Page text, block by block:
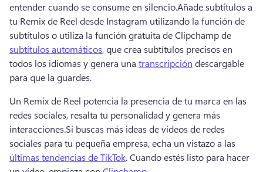
entender cuando se consume en silencio.Añade subtítulos a
tu Remix de Reel desde Instagram utilizando la función de
subtítulos o utiliza la función gratuita de Clipchamp de
subtítulos automáticos, que crea subtítulos precisos en
todos los idiomas y genera una transcripción descargable
para que la guardes.
Un Remix de Reel potencia la presencia de tu marca en las
redes sociales, resalta tu personalidad y genera más
interacciones.Si buscas más ideas de vídeos de redes
sociales para tu pequeña empresa, echa un vistazo a las
últimas tendencias de TikTok. Cuando estés listo para hacer